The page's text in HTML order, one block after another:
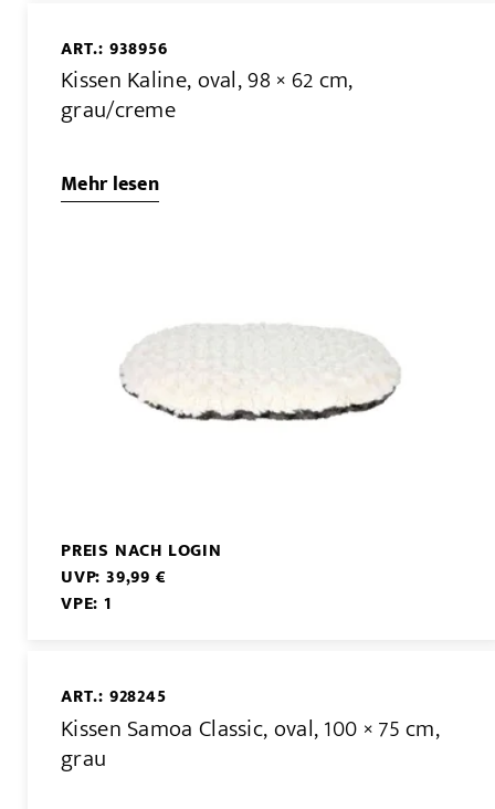
ART.: 938956
Kissen Kaline, oval, 98 × 62 cm,
grau/creme
Mehr lesen
PREIS NACH LOGIN
UVP: 39,99 €
VPE: 1
ART.: 928245
Kissen Samoa Classic, oval, 100 × 75 cm,
grau